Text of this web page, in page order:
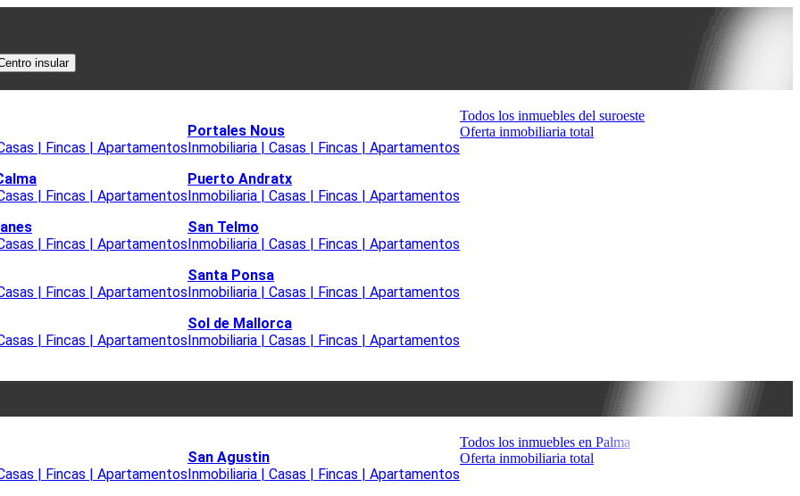
insular
| Fincas | Apartamentos
| Fincas | Apartamentos
| Fincas | Apartamentos
| Fincas | Apartamentos
| Fincas | Apartamentos
Portales Nous
Inmobiliaria | Casas | Fincas | Apartamentos
Puerto Andratx
Inmobiliaria | Casas | Fincas | Apartamentos
San Telmo
Inmobiliaria | Casas | Fincas | Apartamentos
Santa Ponsa
Inmobiliaria | Casas | Fincas | Apartamentos
Sol de Mallorca
Inmobiliaria | Casas | Fincas | Apartamentos
Todos los inmuebles del suroeste
Oferta inmobiliaria total
| Fincas | Apartamentos
San Agustin
Inmobiliaria | Casas | Fincas | Apartamentos
Todos los inmuebles en Palma
Oferta inmobiliaria total